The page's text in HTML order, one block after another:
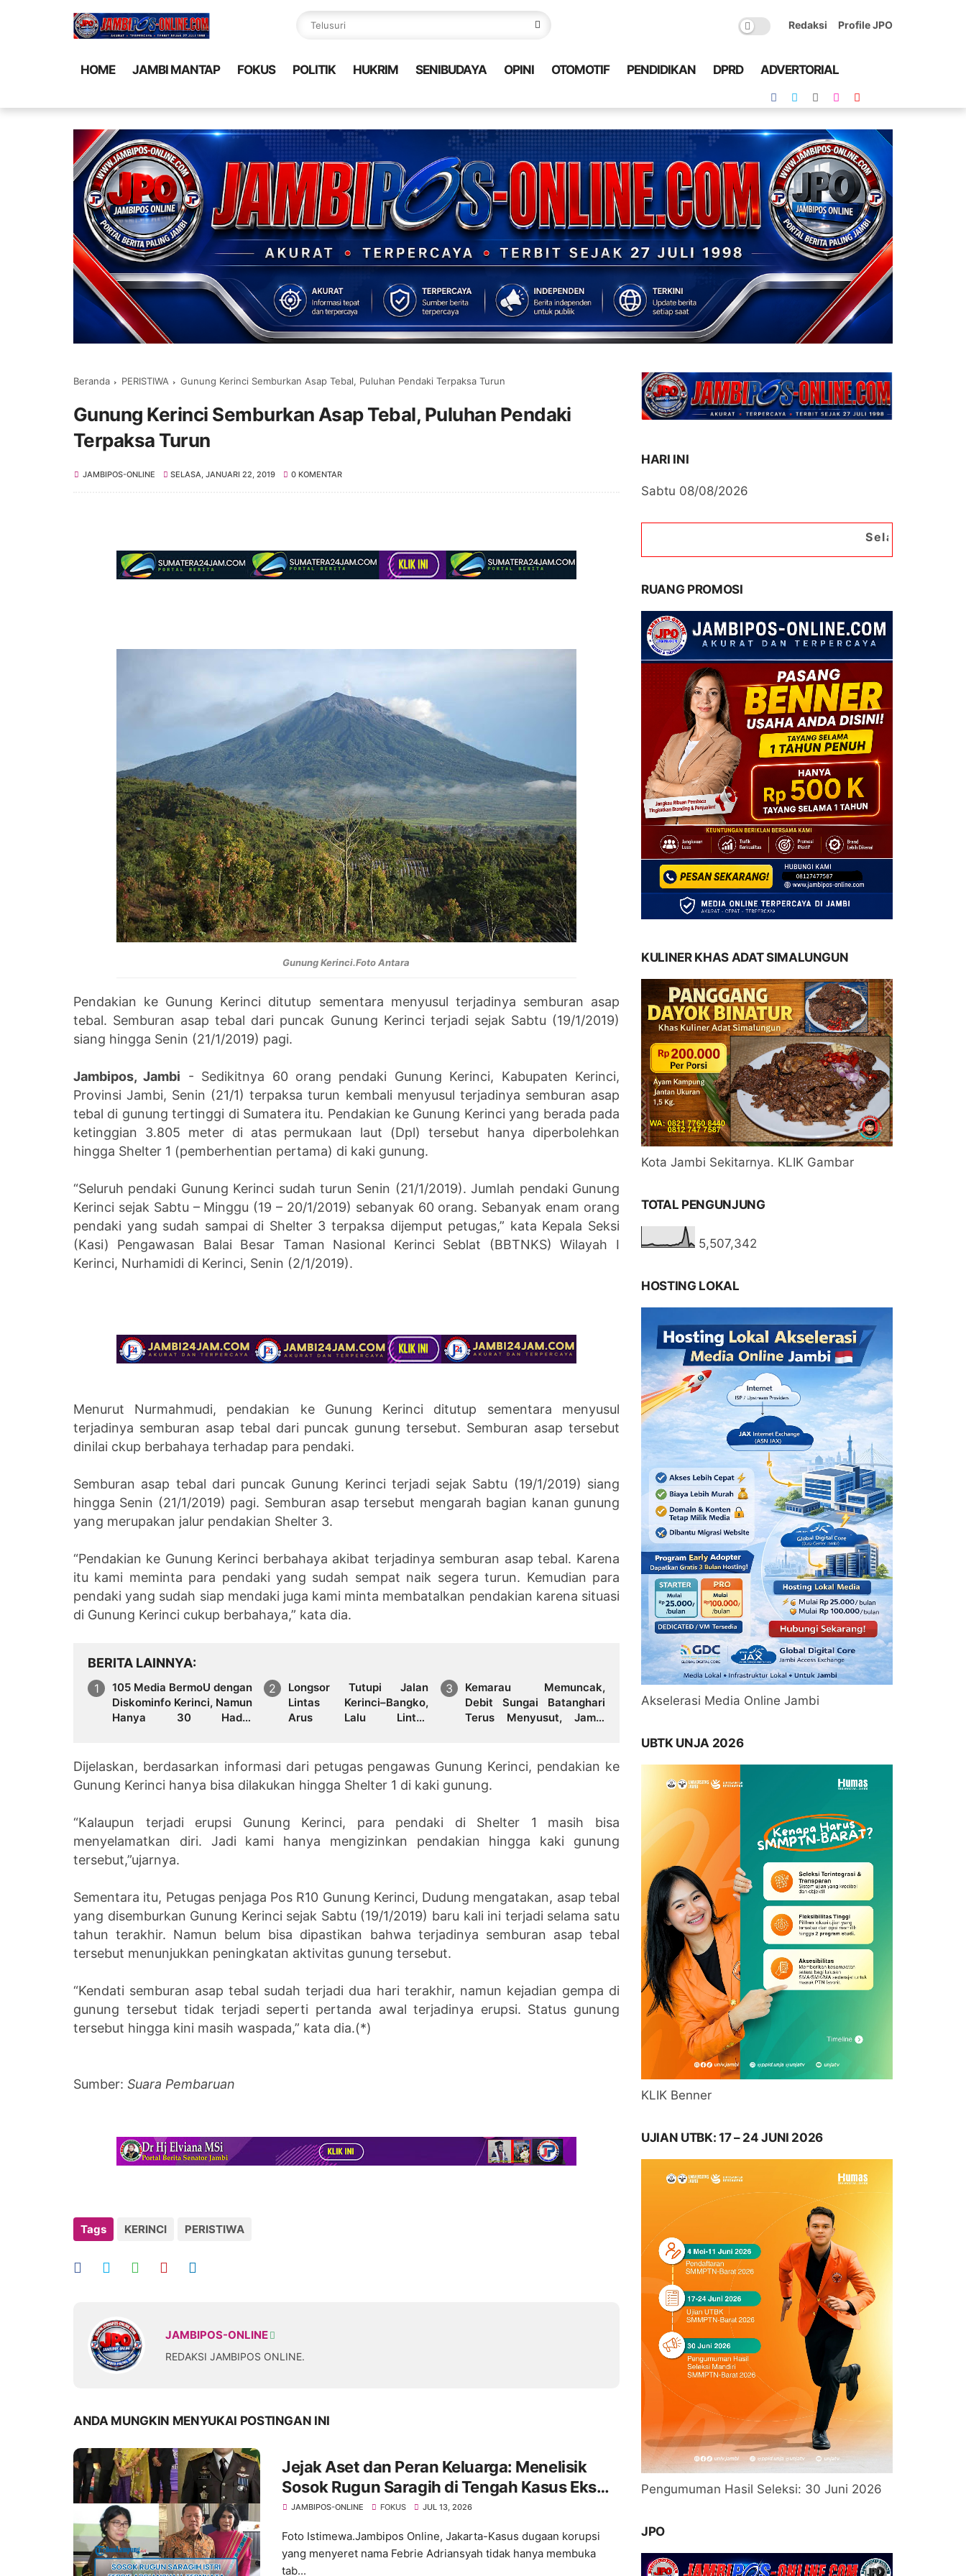
Redaksi Profile JPO
HOME JAMBI MANTAP FOKUS POLITIK HUKRIM SENIBUDAYA OPINI OTOMOTIF PENDIDIKAN DPRD ADVERTORIAL
Beranda PERISTIWA Gunung Kerinci Semburkan Asap Tebal, Puluhan Pendaki Terpaksa Turun
Gunung Kerinci Semburkan Asap Tebal, Puluhan Pendaki
Terpaksa Turun
JAMBIPOS-ONLINE SELASA, JANUARI 22, 2019 0 KOMENTAR
Gunung Kerinci.Foto Antara
Pendakian ke Gunung Kerinci ditutup sementara menyusul terjadinya semburan asap
tebal. Semburan asap tebal dari puncak Gunung Kerinci terjadi sejak Sabtu (19/1/2019)
siang hingga Senin (21/1/2019) pagi.
Jambipos, Jambi - Sedikitnya 60 orang pendaki Gunung Kerinci, Kabupaten Kerinci,
Provinsi Jambi, Senin (21/1) terpaksa turun kembali menyusul terjadinya semburan asap
tebal di gunung tertinggi di Sumatera itu. Pendakian ke Gunung Kerinci yang berada pada
ketinggian 3.805 meter di atas permukaan laut (Dpl) tersebut hanya diperbolehkan
hingga Shelter 1 (pemberhentian pertama) di kaki gunung.
“Seluruh pendaki Gunung Kerinci sudah turun Senin (21/1/2019). Jumlah pendaki Gunung
Kerinci sejak Sabtu – Minggu (19 – 20/1/2019) sebanyak 60 orang. Sebanyak enam orang
pendaki yang sudah sampai di Shelter 3 terpaksa dijemput petugas,” kata Kepala Seksi
(Kasi) Pengawasan Balai Besar Taman Nasional Kerinci Seblat (BBTNKS) Wilayah I
Kerinci, Nurhamidi di Kerinci, Senin (2/1/2019).
Menurut Nurmahmudi, pendakian ke Gunung Kerinci ditutup sementara menyusul
terjadinya semburan asap tebal dari puncak gunung tersebut. Semburan asap tersebut
dinilai ckup berbahaya terhadap para pendaki.
Semburan asap tebal dari puncak Gunung Kerinci terjadi sejak Sabtu (19/1/2019) siang
hingga Senin (21/1/2019) pagi. Semburan asap tersebut mengarah bagian kanan gunung
yang merupakan jalur pendakian Shelter 3.
“Pendakian ke Gunung Kerinci berbahaya akibat terjadinya semburan asap tebal. Karena
itu kami meminta para pendaki yang sudah sempat naik segera turun. Kemudian para
pendaki yang sudah siap mendaki juga kami minta membatalkan pendakian karena situasi
di Gunung Kerinci cukup berbahaya,” kata dia.
BERITA LAINNYA
105 Media BermoU dengan
Diskominfo Kerinci, Namun
Hanya 30 Hadir:
“Media Siluman” Kembali
Menguat
Longsor Tutupi Jalan
Lintas Kerinci–Bangko,
Arus Lalu Lintas
Kemarau Memuncak,
Debit Sungai Batanghari
Terus Menyusut, Jambi
Dijelaskan, berdasarkan informasi dari petugas pengawas Gunung Kerinci, pendakian ke
Gunung Kerinci hanya bisa dilakukan hingga Shelter 1 di kaki gunung.
“Kalaupun terjadi erupsi Gunung Kerinci, para pendaki di Shelter 1 masih bisa
menyelamatkan diri. Jadi kami hanya mengizinkan pendakian hingga kaki gunung
tersebut,”ujarnya.
Sementara itu, Petugas penjaga Pos R10 Gunung Kerinci, Dudung mengatakan, asap tebal
yang disemburkan Gunung Kerinci sejak Sabtu (19/1/2019) baru kali ini terjadi selama satu
tahun terakhir. Namun belum bisa dipastikan bahwa terjadinya semburan asap tebal
tersebut menunjukkan peningkatan aktivitas gunung tersebut.
“Kendati semburan asap tebal sudah terjadi dua hari terakhir, namun kejadian gempa di
gunung tersebut tidak terjadi seperti pertanda awal terjadinya erupsi. Status gunung
tersebut hingga kini masih waspada,” kata dia.(*)
Sumber: Suara Pembaruan
Tags KERINCI PERISTIWA
JAMBIPOS-ONLINE
REDAKSI JAMBIPOS ONLINE.
ANDA MUNGKIN MENYUKAI POSTINGAN INI
Jejak Aset dan Peran Keluarga: Menelisik
Sosok Rugun Saragih di Tengah Kasus Eks
Jampidsus
JAMBIPOS-ONLINE FOKUS JUL 13, 2026
Foto Istimewa.Jambipos Online, Jakarta-Kasus dugaan korupsi
yang menyeret nama Febrie Adriansyah tidak hanya membuka
tab...
HARI INI
Sabtu 08/08/2026
Selamat Datang di Portal
RUANG PROMOSI
KULINER KHAS ADAT SIMALUNGUN
Kota Jambi Sekitarnya. KLIK Gambar
TOTAL PENGUNJUNG
5,507,342
HOSTING LOKAL
Akselerasi Media Online Jambi
UBTK UNJA 2026
KLIK Benner
UJIAN UTBK: 17 – 24 JUNI 2026
Pengumuman Hasil Seleksi: 30 Juni 2026
JPO